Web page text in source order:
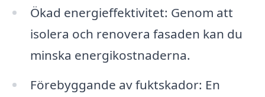
Ökad energieffektivitet: Genom att
isolera och renovera fasaden kan du
minska energikostnaderna.
Förebyggande av fuktskador: En